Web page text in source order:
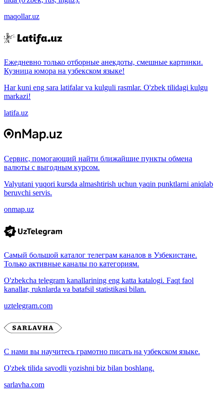
maqollar.uz
Ежедневно только отборные анекдоты, смешные картинки.
Кузница юмора на узбекском языке!
Har kuni eng sara latifalar va kulguli rasmlar. O'zbek tilidagi kulgu
markazi!
latifa.uz
Сервис, помогающий найти ближайшие пункты обмена
валюты с выгодным курсом.
Valyutani yuqori kursda almashtirish uchun yaqin punktlarni aniqlab
beruvchi servis.
onmap.uz
Самый большой каталог телеграм каналов в Узбекистане.
Только активные каналы по категориям.
O'zbekcha telegram kanallarining eng katta katalogi. Faqt faol
kanallar, ruknlarda va batafsil statistikasi bilan.
uztelegram.com
С нами вы научитесь грамотно писать на узбекском языке.
O'zbek tilida savodli yozishni biz bilan boshlang.
sarlavha.com